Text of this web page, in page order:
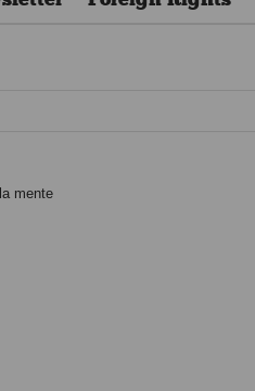
mente